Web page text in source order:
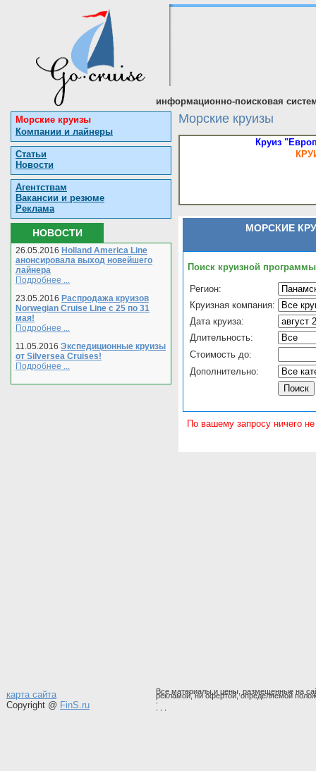
информационно-поисковая
Морские круизы
Компании и лайнеры
Статьи
Новости
Агентствам
Вакансии и резюме
Реклама
НОВОСТИ
26.05.2016 Holland America Line
анонсировала выход новейшего
лайнера
Подробнее ...
23.05.2016 Распродажа круизов
Norwegian Cruise Line с 25 по 31
мая!
Подробнее ...
11.05.2016 Экспедиционные круизы
от Silversea Cruises!
Подробнее ...
Морские круизы
Круиз
МОРСКИЕ
Поиск круизной программы
Регион:
Круизная компания:
Дата круиза:
Длительность:
Стоимость до:
Дополнительно:
По вашему запросу ничего
карта сайта
Copyright @ FinS.ru
Все материалы и цены, размещенные на
рекламой, ни офертой, определяемой
,